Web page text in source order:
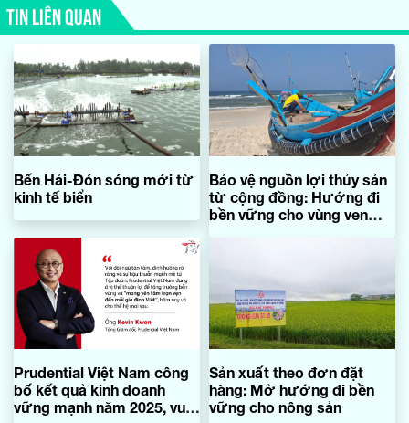
TIN LIÊN QUAN
Bến Hải-Đón sóng mới từ
kinh tế biển
Bảo vệ nguồn lợi thủy sản
từ cộng đồng: Hướng đi
bền vững cho vùng ven
Prudential Việt Nam công
bố kết quả kinh doanh
vững mạnh năm 2025, vun
Sản xuất theo đơn đặt
hàng: Mở hướng đi bền
vững cho nông sản